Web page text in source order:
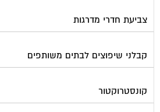
צביעת חדרי מדרגות
קבלני שיפוצים לבתים משותפים
קונסטרוקטור